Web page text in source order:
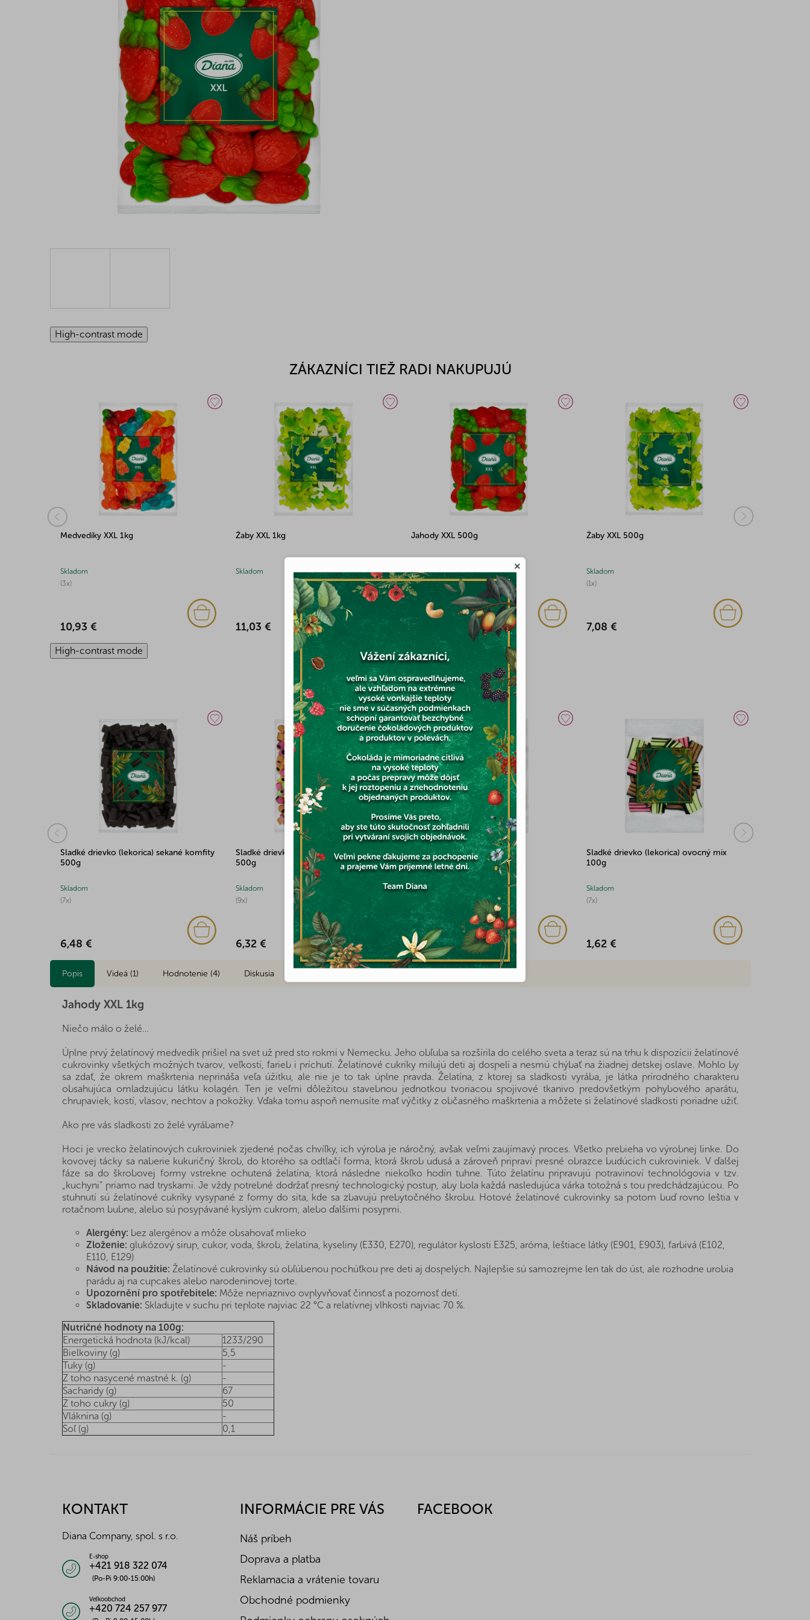
High-contrast mode
ZÁKAZNÍCI TIEŽ RADI NAKUPUJÚ
Medvedíky XXL 1kg
(3x)
Skladom
10,93 €
Žaby XXL 1kg
Skladom
11,03 €
Jahody XXL 500g
Skladom
7,04 €
Žaby XXL 500g
(1x)
Skladom
7,08 €
High-contrast mode
MOHLO BY VÁS ZAUJÍMAŤ
Sladké drievko (lekorica) sekané komfity
500g
(7x)
Skladom
6,48 €
Sladké drievko (lekorica) ovocné valčeky
500g
(9x)
Skladom
6,32 €
Kyslé želé dážďovky 100g
Skladom
1,77 €
Sladké drievko (lekorica) ovocný mix
100g
(7x)
Skladom
1,62 €
Popis Videá (1) Hodnotenie (4) Diskusia
Jahody XXL 1kg
Niečo málo o želé…
Úplne prvý želatínový medvedík prišiel na svet už pred sto rokmi v Nemecku. Jeho obľuba sa rozšírila do celého sveta a teraz sú na trhu k dispozícii želatínové
cukrovinky všetkých možných tvarov, veľkostí, farieb i príchutí. Želatínové cukríky milujú deti aj dospelí a nesmú chýbať na žiadnej detskej oslave. Mohlo by
sa zdať, že okrem maškrtenia neprináša veľa úžitku, ale nie je to tak úplne pravda. Želatína, z ktorej sa sladkosti vyrába, je látka prírodného charakteru
obsahujúca omladzujúcu látku kolagén. Ten je veľmi dôležitou stavebnou jednotkou tvoriacou spojivové tkanivo predovšetkým pohybového aparátu,
chrupaviek, kostí, vlasov, nechtov a pokožky. Vďaka tomu aspoň nemusíte mať výčitky z občasného maškrtenia a môžete si želatínové sladkosti poriadne užiť.
Ako pre vás sladkosti zo želé vyrábame?
Hoci je vrecko želatínových cukroviniek zjedené počas chvíľky, ich výroba je náročný, avšak veľmi zaujímavý proces. Všetko prebieha vo výrobnej linke. Do
kovovej tácky sa naberie kukuričný škrob, do ktorého sa odtlačí forma, ktorá škrob udusá a zároveň pripraví presné obrazce budúcich cukroviniek. V ďalšej
fáze sa do škrobovej formy vstrekne ochutená želatína, ktorá následne niekoľko hodín tuhne. Túto želatínu pripravujú potravinoví technológovia v tzv.
„kuchyni“ priamo nad tryskami. Je vždy potrebné dodržať presný technologický postup, aby bola každá nasledujúca várka totožná s tou predchádzajúcou. Po
stuhnutí sú želatínové cukríky vysypané z formy do sita, kde sa zbavujú prebytočného škrobu. Hotové želatínové cukrovinky sa potom buď rovno leštia v
rotačnom bubne, alebo sú posypávané kyslým cukrom, alebo ďalšími posypmi.
Alergény: bez alergénov a môže obsahovať mlieko
Zloženie: glukózový sirup, cukor, voda, škrob, želatína, kyseliny (E330, E270), regulátor kyslosti E325, aróma, leštiace látky (E901, E903), farbivá (E102,
E110, E129)
Návod na použitie: Želatínové cukrovinky sú obľúbenou pochúťkou pre deti aj dospelých. Najlepšie sú samozrejme len tak do úst, ale rozhodne urobia
parádu aj na cupcakes alebo narodeninovej torte.
Upozornění pro spotřebitele: Môže nepriaznivo ovplyvňovať činnosť a pozornosť detí.
Skladovanie: Skladujte v suchu pri teplote najviac 22 °C a relatívnej vlhkosti najviac 70 %.
Nutričné hodnoty na 100g:
Energetická hodnota (kJ/kcal)
1233/290
Bielkoviny (g)
5,5
Tuky (g)
-
Z toho nasycené mastné k. (g)
-
Sacharidy (g)
67
Z toho cukry (g)
50
Vláknina (g)
-
Soľ (g)
0,1
KONTAKT
Diana Company, spol. s r.o.
E-shop
+421 918 322 074
(Po-Pi 9:00-15:00h)
Veľkoobchod
+420 724 257 977
INFORMÁCIE PRE VÁS
Náš príbeh
Doprava a platba
Reklamacia a vrátenie tovaru
Obchodné podmienky
FACEBOOK
×